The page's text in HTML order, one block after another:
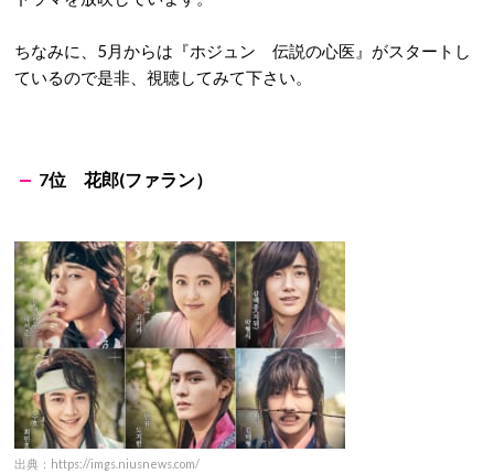
ちなみに、5月からは『ホジュン 伝説の心医』がスタートし
ているので是非、視聴してみて下さい。
7位 花郎(ファラン）
出典：https://imgs.niusnews.com/